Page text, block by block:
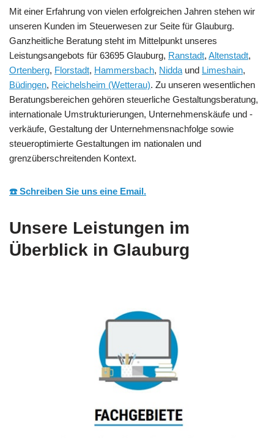
Mit einer Erfahrung von vielen erfolgreichen Jahren stehen wir
unseren Kunden im Steuerwesen zur Seite für Glauburg.
Ganzheitliche Beratung steht im Mittelpunkt unseres
Leistungsangebots für 63695 Glauburg, Ranstadt, Altenstadt,
Ortenberg, Florstadt, Hammersbach, Niddaund Limeshain,
Büdingen, Reichelsheim (Wetterau). Zu unseren wesentlichen
Beratungsbereichen gehören steuerliche Gestaltungsberatung,
internationale Umstrukturierungen, Unternehmenskäufe und -
verkäufe, Gestaltung der Unternehmensnachfolge sowie
steueroptimierte Gestaltungen im nationalen und
grenzüberschreitenden Kontext.
☎️ Schreiben Sie uns eine Email.
Unsere Leistungen im
Überblick in Glauburg